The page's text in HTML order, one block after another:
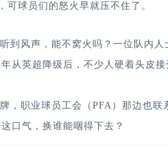
球员们的怒火早就压不住了。
风声，能不窝火吗？一位队内人
从英超降级后，不少人硬着头皮
职业球员工会（PFA）那边也联
口气，换谁能咽得下去？